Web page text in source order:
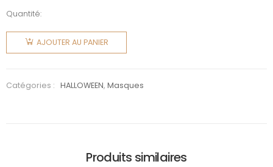
Quantité:
quantité
masque
latex
AJOUTER AU PANIER
Catégories : HALLOWEEN,Masques
Produits similaires